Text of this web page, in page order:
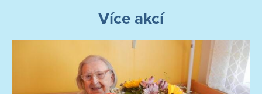
Více akcí